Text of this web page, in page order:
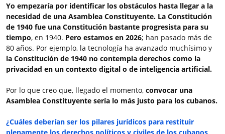
Yo empezaría por identificar los obstáculos hasta llegar a la
necesidad de una Asamblea Constituyente. La Constitución
de 1940 fue una Constitución bastante progresista para su
tiempo, en 1940. Pero estamos en 2026; han pasado más de
80 años. Por ejemplo, la tecnología ha avanzado muchísimo y
la Constitución de 1940 no contempla derechos como la
privacidad en un contexto digital o de inteligencia artificial.
Por lo que creo que, llegado el momento, convocar una
Asamblea Constituyente sería lo más justo para los cubanos.
¿Cuáles deberían ser los pilares jurídicos para restituir
plenamente los derechos políticos y civiles de los cubanos,